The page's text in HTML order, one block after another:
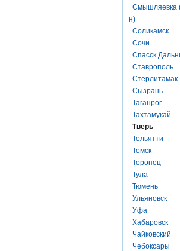
Смышляевка
н)
Соликамск
Сочи
Спасск
Ставрополь
Стерлитамак
Сызрань
Таганрог
Тахтамукай
Тверь
Тольятти
Томск
Торопец
Тула
Тюмень
Ульяновск
Уфа
Хабаровск
Чайковский
Чебоксары